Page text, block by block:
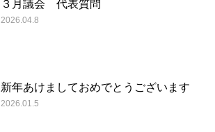
３月議会 代表質問
2026.04.8
新年あけましておめでとうございます
2026.01.5